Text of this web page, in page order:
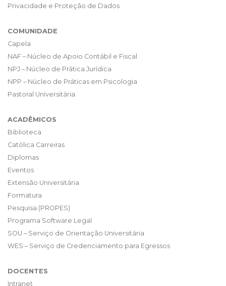
Privacidade e Proteção de Dados
COMUNIDADE
Capela
NAF – Núcleo de Apoio Contábil e Fiscal
NPJ – Núcleo de Prática Jurídica
NPP – Núcleo de Práticas em Psicologia
Pastoral Universitária
ACADÊMICOS
Biblioteca
Católica Carreiras
Diplomas
Eventos
Extensão Universitária
Formatura
Pesquisa (PROPES)
Programa Software Legal
SOU – Serviço de Orientação Universitária
WES – Serviço de Credenciamento para Egressos
DOCENTES
Intranet